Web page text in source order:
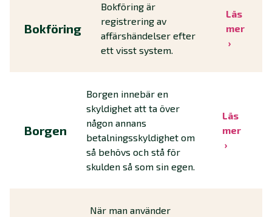
Bokföring
Bokföring är
registrering av
affärshändelser efter
ett visst system.
Läs
mer
Borgen
Borgen innebär en
skyldighet att ta över
någon annans
betalningsskyldighet om
så behövs och stå för
skulden så som sin egen.
Läs
mer
När man använder